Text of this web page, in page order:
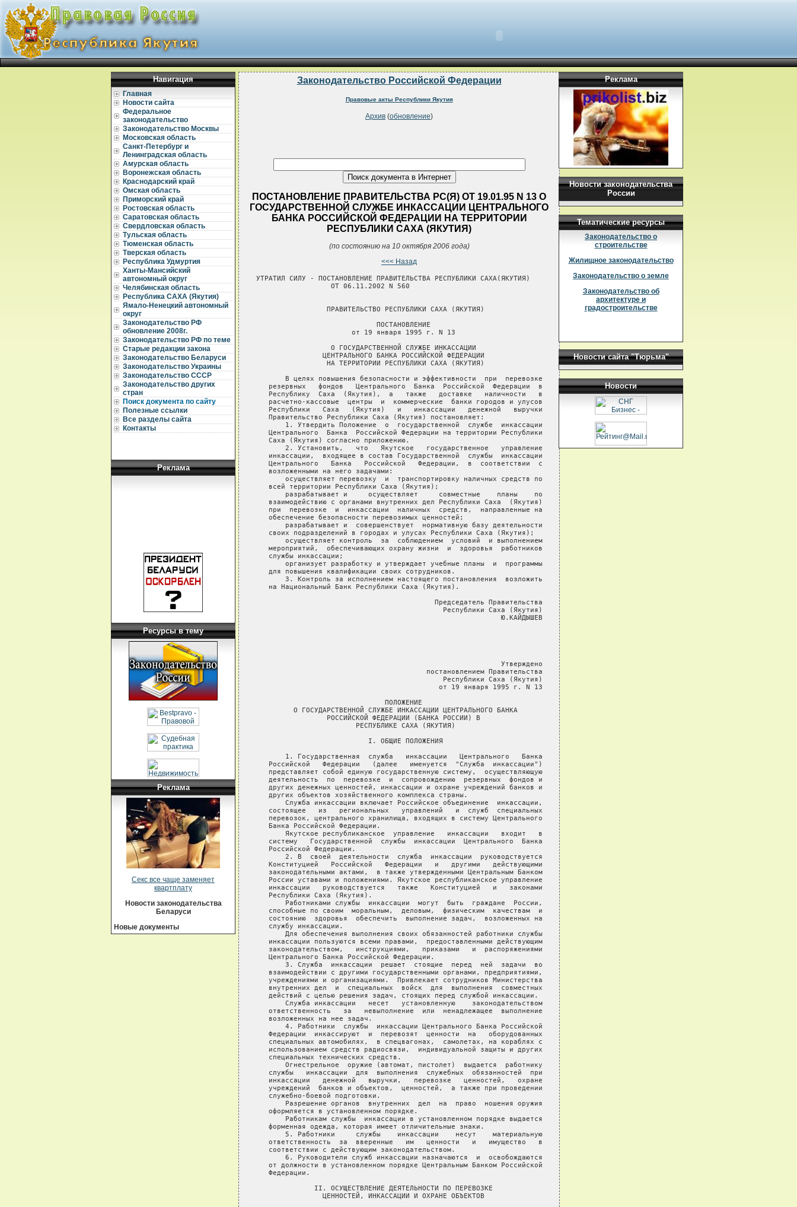
Навигация
Главная
Новости сайта
Федеральное
законодательство
Законодательство Москвы
Московская область
Санкт-Петербург и
Ленинградская область
Амурская область
Воронежская область
Краснодарский край
Омская область
Приморский край
Ростовская область
Саратовская область
Свердловская область
Тульская область
Тюменская область
Тверская область
Республика Удмуртия
Ханты-Мансийский
автономный округ
Челябинская область
Республика САХА (Якутия)
Ямало-Ненецкий автономный
округ
Законодательство РФ
обновление 2008г.
Законодательство РФ по теме
Старые редакции закона
Законодательство Беларуси
Законодательство Украины
Законодательство СССР
Законодательство других
стран
Поиск документа по сайту
Полезные ссылки
Все разделы сайта
Контакты
Реклама
Ресурсы в тему
Реклама
Секс все чаще заменяет
квартплату
Новости законодательства
Беларуси
Новые документы
Законодательство Российской Федерации
Правовые акты Республики Якутия
Архив (обновление)
ПОСТАНОВЛЕНИЕ ПРАВИТЕЛЬСТВА РС(Я) ОТ 19.01.95 N 13 О
ГОСУДАРСТВЕННОЙ СЛУЖБЕ ИНКАССАЦИИ ЦЕНТРАЛЬНОГО
БАНКА РОССИЙСКОЙ ФЕДЕРАЦИИ НА ТЕРРИТОРИИ
РЕСПУБЛИКИ САХА (ЯКУТИЯ)
(по состоянию на 10 октября 2006 года)
<<< Назад
УТРАТИЛ СИЛУ - ПОСТАНОВЛЕНИЕ ПРАВИТЕЛЬСТВА РЕСПУБЛИКИ САХА(ЯКУТИЯ)
                  ОТ 06.11.2002 N 560 
         
             
                 ПРАВИТЕЛЬСТВО РЕСПУБЛИКИ САХА (ЯКУТИЯ)

                             ПОСТАНОВЛЕНИЕ
                       от 19 января 1995 г. N 13

                  О ГОСУДАРСТВЕННОЙ СЛУЖБЕ ИНКАССАЦИИ
                ЦЕНТРАЛЬНОГО БАНКА РОССИЙСКОЙ ФЕДЕРАЦИИ
                 НА ТЕРРИТОРИИ РЕСПУБЛИКИ САХА (ЯКУТИЯ)

       В целях повышения безопасности и эффективности  при  перевозке
   резервных   фондов   Центрального  Банка  Российской  Федерации  в
   Республику  Саха  (Якутия),  а   также   доставке   наличности   в
   расчетно-кассовые  центры  и  коммерческие  банки городов и улусов
   Республики   Саха   (Якутия)   и   инкассации   денежной   выручки
   Правительство Республики Саха (Якутия) постановляет:
       1. Утвердить Положение  о  государственной  службе  инкассации
   Центрального  Банка  Российской Федерации на территории Республики
   Саха (Якутия) согласно приложению.
       2. Установить,   что   Якутское   государственное   управление
   инкассации,  входящее в состав Государственной  службы  инкассации
   Центрального   Банка   Российской   Федерации,  в  соответствии  с
   возложенными на него задачами:
       осуществляет перевозку  и  транспортировку наличных средств по
   всей территории Республики Саха (Якутия);
       разрабатывает и     осуществляет     совместные    планы    по
   взаимодействию с органами внутренних дел Республики Саха  (Якутия)
   при  перевозке  и  инкассации  наличных  средств,  направленные на
   обеспечение безопасности перевозимых ценностей;
       разрабатывает и  совершенствует  нормативную базу деятельности
   своих подразделений в городах и улусах Республики Саха (Якутия);
       осуществляет контроль  за  соблюдением  условий  и выполнением
   мероприятий,  обеспечивающих охрану жизни  и  здоровья  работников
   службы инкассации;
       организует разработку и утверждает учебные планы  и  программы
   для повышения квалификации своих сотрудников.
       3. Контроль за исполнением настоящего постановления  возложить
   на Национальный Банк Республики Саха (Якутия).

                                           Председатель Правительства
                                             Республики Саха (Якутия)
                                                           Ю.КАЙДЫШЕВ





                                                           Утверждено
                                         постановлением Правительства
                                             Республики Саха (Якутия)
                                            от 19 января 1995 г. N 13

                               ПОЛОЖЕНИЕ
         О ГОСУДАРСТВЕННОЙ СЛУЖБЕ ИНКАССАЦИИ ЦЕНТРАЛЬНОГО БАНКА
                 РОССИЙСКОЙ ФЕДЕРАЦИИ (БАНКА РОССИИ) В
                        РЕСПУБЛИКЕ САХА (ЯКУТИЯ)

                           I. ОБЩИЕ ПОЛОЖЕНИЯ

       1. Государственная  служба   инкассации   Центрального   Банка
   Российской   Федерации   (далее   именуется  "Служба  инкассации")
   представляет собой единую государственную систему,  осуществляющую
   деятельность  по  перевозке  и  сопровождению  резервных  фондов и
   других денежных ценностей, инкассации и охране учреждений банков и
   других объектов хозяйственного комплекса страны.
       Служба инкассации включает Российское объединение  инкассации,
   состоящее   из   региональных   управлений   и  служб  специальных
   перевозок, центрального хранилища, входящих в систему Центрального
   Банка Российской Федерации.
       Якутское республиканское  управление   инкассации   входит   в
   систему   Государственной  службы  инкассации  Центрального  Банка
   Российской Федерации.
       2. В  своей  деятельности  служба  инкассации  руководствуется
   Конституцией   Российской   Федерации   и   другими   действующими
   законодательными актами,  в также утвержденными Центральным Банком
   России уставами и положениями. Якутское республиканское управление
   инкассации   руководствуется   также   Конституцией   и   законами
   Республики Саха (Якутия).
       Работниками службы  инкассации  могут  быть  граждане  России,
   способные по своим  моральным,  деловым,  физическим  качествам  и
   состоянию  здоровья  обеспечить  выполнение задач,  возложенных на
   службу инкассации.
       Для обеспечения выполнения своих обязанностей работники службы
   инкассации пользуются всеми правами,  предоставленными действующим
   законодательством,   инструкциями,   приказами   и  распоряжениями
   Центрального Банка Российской Федерации.
       3. Служба  инкассации  решает  стоящие  перед  ней  задачи  во
   взаимодействии с другими государственными органами, предприятиями,
   учреждениями и организациями.  Привлекает сотрудников Министерства
   внутренних дел  и  специальных  войск  для  выполнения  совместных
   действий с целью решения задач, стоящих перед службой инкассации.
       Служба инкассации   несет   установленную    законодательством
   ответственность   за   невыполнение  или  ненадлежащее  выполнение
   возложенных на нее задач.
       4. Работники  службы  инкассации Центрального Банка Российской
   Федерации  инкассируют  и  перевозят  ценности  на   оборудованных
   специальных автомобилях,  в спецвагонах,  самолетах, на кораблях с
   использованием средств радиосвязи,  индивидуальной защиты и других
   специальных технических средств.
       Огнестрельное  оружие (автомат, пистолет)  выдается  работнику
   службы   инкассации  для  выполнения  служебных  обязанностей  при
   инкассации   денежной   выручки,   перевозке   ценностей,   охране
   учреждений  банков и объектов,  ценностей,  а также при проведении
   служебно-боевой подготовки.
       Разрешение органов  внутренних  дел  на  право  ношения оружия
   оформляется в установленном порядке.
       Работникам службы  инкассации в установленном порядке выдается
   форменная одежда, которая имеет отличительные знаки.
       5. Работники     службы    инкассации    несут    материальную
   ответственность  за  вверенные   им   ценности   и   имущество   в
   соответствии с действующим законодательством.
       6. Руководители служб инкассации назначаются  и  освобождаются
   от должности в установленном порядке Центральным Банком Российской
   Федерации.

              II. ОСУЩЕСТВЛЕНИЕ ДЕЯТЕЛЬНОСТИ ПО ПЕРЕВОЗКЕ
                ЦЕННОСТЕЙ, ИНКАССАЦИИ И ОХРАНЕ ОБЪЕКТОВ

       Для выполнения   возложенных   задач   государственная  служба
   инкассации организует и обеспечивает:
       1. Перевозку  ценностей  резервных  фондов  Центрального Банка
   Российской  Федерации,  подкрепление  касс  коммерческих   банков,
   инкассацию      денежной     выручки,     являясь     единственным
   специализированным органом в  городах  и  улусах  Республики  Саха
   (Якутия), осуществляющим данный вид деятельности.
       2. Оказание  услуг  по  перевозке  наличных  денег,   валютных
   ценностей,  охране  объектов  и  других  государственных ценностей
   акционерным, совместным, иностранным, кооперативным и общественным
   предприятиям, организациям и учреждениям.
       3. Повышение эффективности работы  по  перевозке  ценностей  и
   инкассации  денежной  выручки,  расширение  сети и объектов работ,
   рост    производительности    и    улучшение    качества    труда,
   ресурсосбережение   и   улучшение  использования  производственных
   фондов.
       4. Анализ   технико-экономических  показателей,  разрабатывает
   прогнозы,    перспективные    планы    и    программы     развития
   производственной,     финансово-экономической    деятельности    и
   социального развития на основе изучения потребностей в услугах  по
   перевозке  ценностей  и  сбору  денежной выручки с учетом новейших
   научных достижений и мирового опыта  в  технической  и  социальной
   областях.
       5. Работу по подбору  персонала  на  контрактной  основе,  его
   расстановку,  специальную и боевую подготовку,  а также подготовку
   по гражданской обороне.
       6. Страховую  и  правовую защиту жизни,  здоровья работников и
   имущества службы инкассации.
       7. Подготовку   и  принятие  совместно  с  Центральным  Банком
   Российской Федерации и другими государственными  органами  правил,
   инструкций и указаний по перевозке ценностей,  инкассации и охране
   объектов,  контроль   за   исполнением   нормативных   документов,
   руководство   развитием   инкассации   в  Российской  Федерации  и
   совершенствованием хозяйственного механизма в службе инкассации.

             III. ПРИМЕНЕНИЕ РАБОТНИКАМИ СЛУЖБЫ ИНКАССАЦИИ
                 ФИЗИЧЕСКОЙ СИЛЫ, СПЕЦИАЛЬНЫХ СРЕДСТВ И
                         ОГНЕСТРЕЛЬНОГО ОРУЖИЯ

               1. Условия и пределы применения физической
           силы, специальных средств и огнестрельного оружия
                          (пистолет, автомат)

       Работники службы инкассации имеют право  применять  физическую
   силу, специальные средства и огнестрельное оружие только в случаях
   и порядке,  предусмотренных законодательством Российской Федерации
   и настоящим Положением, в следующих случаях:
       для отражения  нападения,  когда  при   выполнении   служебных
   обязанностей   жизнь   и  здоровье  работников  службы  инкассации
   подвергается непосредственной опасности,  а также  при  пресечении
   попытки завладеть их оружием;
       для защиты   денежных   средств,   перевозимых   ценностей   и
   охраняемых объектов;
       для задержания лиц, совершивших нападение на работников службы
   инкассации, перевозимые ими ценности или охраняемые объекты;
       для задержания лиц,  застигнутых при совершении посягательства
   на  жизнь,  здоровье  работников  или собственность обслуживаемого
   хозяйственного органа (учреждения,  предприятия, объекта), а также
   лиц, оказывающих вооруженное сопротивление;
       для отражение  группового  или   вооруженного   нападения   на
   специальный автотранспорт службы инкассации
Реклама
Новости законодательства
России
Тематические ресурсы
Законодательство о
строительстве
Жилищное законодательство
Законодательство о земле
Законодательство об
архитектуре и
градостроительстве
Новости сайта "Тюрьма"
Новости